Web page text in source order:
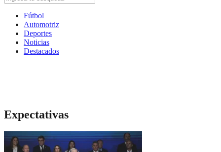
Fútbol
Automotriz
Deportes
Noticias
Destacados
Expectativas